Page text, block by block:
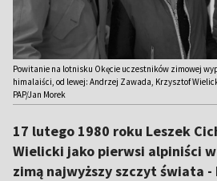
Powitanie na lotnisku Okęcie uczestników zimowej
himalaiści, od lewej: Andrzej Zawada, Krzysztof
PAP/Jan Morek
17 lutego 1980 roku Leszek
Wielicki jako pierwsi alpiniści
zimą najwyższy szczyt świata